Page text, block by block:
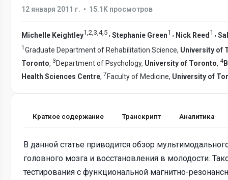
12 января 2011 г. • 15.1K просмотров
Michelle Keightley1,2,3,4,5 , Stephanie Green1 , Nick Reed 1 ,
1 Graduate Department of Rehabilitation Science, University of
Toronto, 3 Department of Psychology, University of Toronto, 4
Health Sciences Centre, 7 Faculty of Medicine, University of
Краткое содержание Транскрипт Аналитика
В данной статье приводится обзор
головного мозга и восстановления в молодости.
тестирования с функциональной магнитно-